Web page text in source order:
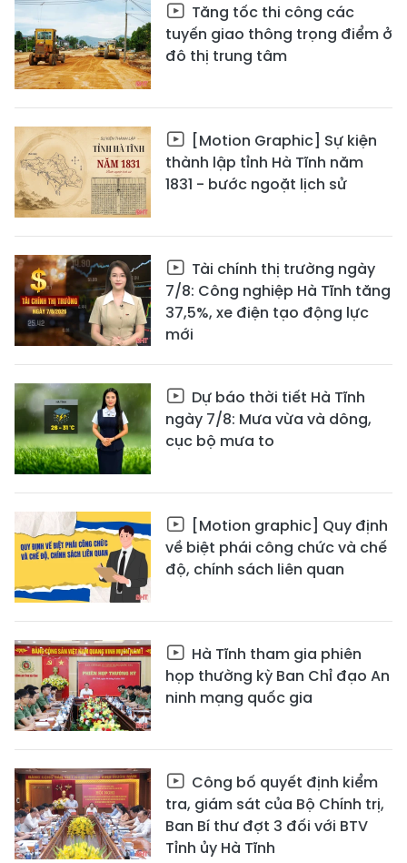
Tăng tốc thi công các
tuyến giao thông trọng điểm ở
đô thị trung tâm
[Motion Graphic] Sự kiện
thành lập tỉnh Hà Tĩnh năm
1831 - bước ngoặt lịch sử
Tài chính thị trường ngày
7/8: Công nghiệp Hà Tĩnh tăng
37,5%, xe điện tạo động lực
mới
Dự báo thời tiết Hà Tĩnh
ngày 7/8: Mưa vừa và dông,
cục bộ mưa to
[Motion graphic] Quy định
về biệt phái công chức và chế
độ, chính sách liên quan
Hà Tĩnh tham gia phiên
họp thường kỳ Ban Chỉ đạo An
ninh mạng quốc gia
Công bố quyết định kiểm
tra, giám sát của Bộ Chính trị,
Ban Bí thư đợt 3 đối với BTV
Tỉnh ủy Hà Tĩnh